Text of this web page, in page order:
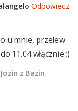
Odpowiedz
u mnie, przelew
11.04 włącznie ;)
Jozin z Bazin